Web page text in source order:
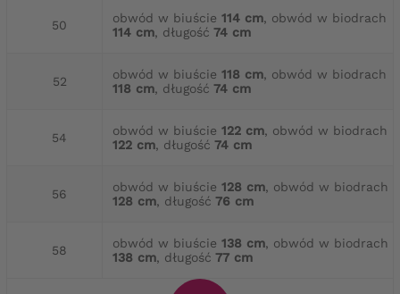
50 obwód w biuście 114 cm, obwód w biodrach
114 cm, długość 74 cm
52 obwód w biuście 118 cm, obwód w biodrach
118 cm, długość 74 cm
54 obwód w biuście 122 cm, obwód w biodrach
122 cm, długość 74 cm
56 obwód w biuście 128 cm, obwód w biodrach
128 cm, długość 76 cm
58 obwód w biuście 138 cm, obwód w biodrach
138 cm, długość 77 cm